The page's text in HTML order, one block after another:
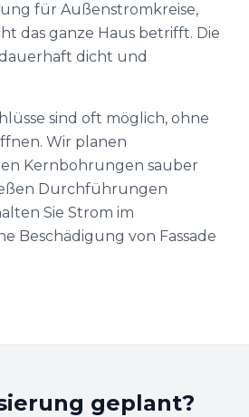
für Außenstromkreise,
das ganze Haus betrifft. Die
dicht und
sind oft möglich, ohne
Wir planen
Kernbohrungen sauber
Durchführungen
Sie Strom im
Beschädigung von Fassade
geplant?